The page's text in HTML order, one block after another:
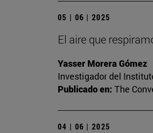
05 | 06 | 2025
El aire que
Yasser Morera Gómez
Investigador del
Publicado en: The
04 | 06 | 2025